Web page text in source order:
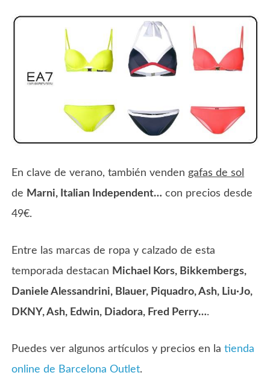
En clave de verano, también venden gafas de sol
de Marni, Italian Independent… con precios desde
49€.
Entre las marcas de ropa y calzado de esta
temporada destacan Michael Kors, Bikkembergs,
Daniele Alessandrini, Blauer, Piquadro, Ash, Liu·Jo,
DKNY, Ash, Edwin, Diadora, Fred Perry….
Puedes ver algunos artículos y precios en latienda
online de Barcelona Outlet.